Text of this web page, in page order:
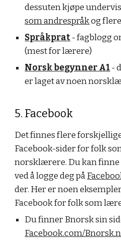
dessuten kjøpe
som andrespråkog
Språkprat- fagblogg
(mest for lærere)
Norsk begynner A1-
er laget av noen
5. Facebook
Det finnes flere
Facebook-sider for folk
norsklærere. Du kan
ved å logge deg på
der. Her er noen
Facebook for folk som
Du finner Bnorsk sin
Facebook.com/